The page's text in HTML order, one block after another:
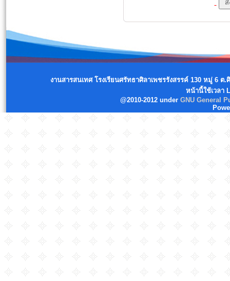
งานสารสนเทศ โรงเรียนศรัทธาศิลาเพชรรังสรรค์ 130 หมู่ 6
หน้านี้ใช้เวลา
@2010-2012 under GNU General